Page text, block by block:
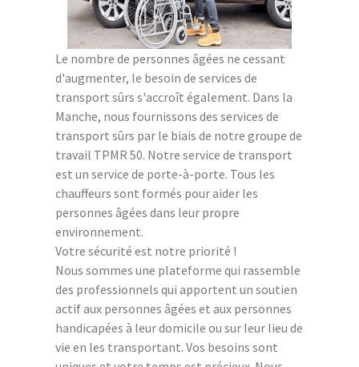
Le nombre de personnes âgées ne cessant
d'augmenter, le besoin de services de
transport sûrs s'accroît également. Dans la
Manche, nous fournissons des services de
transport sûrs par le biais de notre groupe de
travail TPMR 50. Notre service de transport
est un service de porte-à-porte. Tous les
chauffeurs sont formés pour aider les
personnes âgées dans leur propre
environnement.
Votre sécurité est notre priorité !
Nous sommes une plateforme qui rassemble
des professionnels qui apportent un soutien
actif aux personnes âgées et aux personnes
handicapées à leur domicile ou sur leur lieu de
vie en les transportant. Vos besoins sont